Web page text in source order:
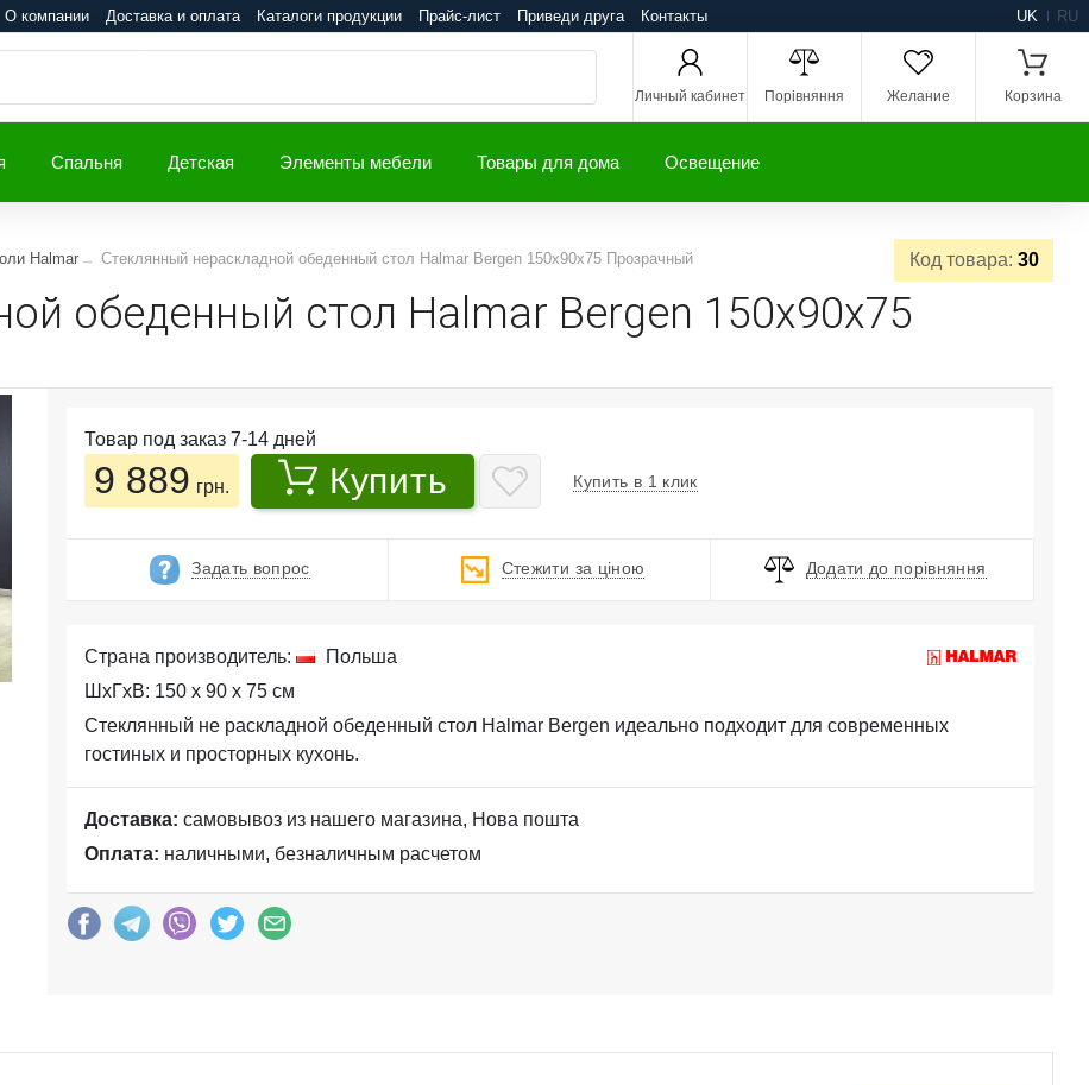
О компании Доставка и оплата Каталоги продукции Прайс-лист Приведи друга Контакты UK RU
Личный кабинет Порівняння Желание Корзина
Спальня Детская Элементы мебели Товары для дома Освещение
Код товара: 30
Halmar Стеклянный нераскладной обеденный стол Halmar Bergen 150x90x75 Прозрачный
обеденный стол Halmar Bergen 150x90x75
Товар под заказ 7-14 дней
9 889 грн. Купить Купить в 1 клик
Задать вопрос Стежити за ціною Додати до порівняння
Страна производитель:
Польша
ШхГхВ: 150 x 90 x 75 см
Стеклянный не раскладной обеденный стол Halmar Bergen идеально подходит для современных
гостиных и просторных кухонь.
Доставка: самовывоз из нашего магазина, Нова пошта
Оплата: наличными, безналичным расчетом